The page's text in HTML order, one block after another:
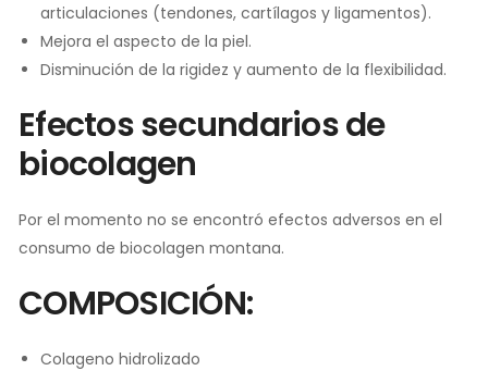
articulaciones (tendones, cartílagos y ligamentos).
Mejora el aspecto de la piel.
Disminución de la rigidez y aumento de la flexibilidad.
Efectos secundarios de
biocolagen
Por el momento no se encontró efectos adversos en el
consumo de biocolagen montana.
COMPOSICIÓN:
Colageno hidrolizado